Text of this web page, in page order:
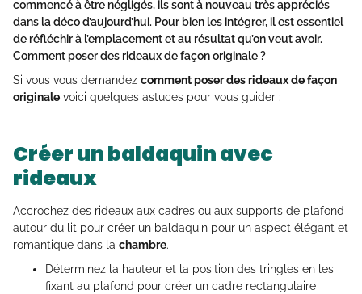
commencé à être négligés, ils sont à nouveau très appréciés
dans la déco d’aujourd’hui. Pour bien les intégrer, il est essentiel
de réfléchir à l’emplacement et au résultat qu’on veut avoir.
Comment poser des rideaux de façon originale?
Si vous vous demandez comment poser des rideaux de façon
originale voici quelques astuces pour vous guider :
Créer un baldaquin avec
rideaux
Accrochez des rideaux aux cadres ou aux supports de plafond
autour du lit pour créer un baldaquin pour un aspect élégant et
romantique dans la chambre.
Déterminez la hauteur et la position des tringles en les
fixant au plafond pour créer un cadre rectangulaire